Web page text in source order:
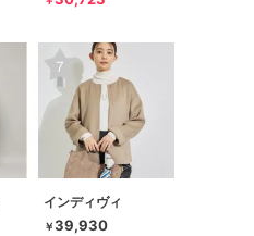
インディヴィ
￥39,930